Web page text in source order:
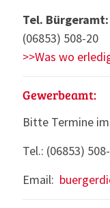
Tel. Bürgeramt:
(06853) 508-20
>>Was wo
Gewerbeamt:
Bitte Termine
Tel.: (06853)
Email: